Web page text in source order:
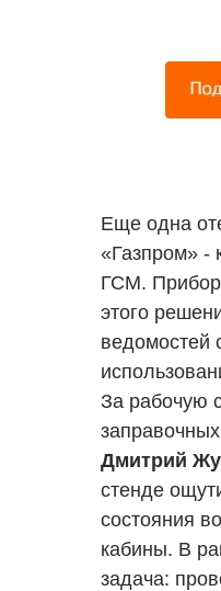
Еще одна
«Газпром» -
ГСМ. Прибор
этого
ведомостей
За рабочую
Дмитрий
стенде
состояния
кабины. В
задача: